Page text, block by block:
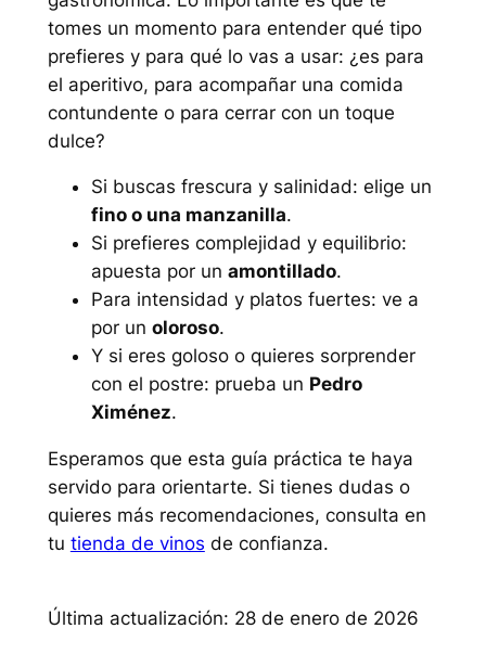
tomes un momento para entender qué tipo
prefieres y para qué lo vas a usar: ¿es para
el aperitivo, para acompañar una comida
contundente o para cerrar con un toque
dulce?
Si buscas frescura y salinidad: elige un
fino o una manzanilla.
Si prefieres complejidad y equilibrio:
apuesta por un amontillado.
Para intensidad y platos fuertes: ve a
por un oloroso.
Y si eres goloso o quieres sorprender
con el postre: prueba un Pedro
Ximénez.
Esperamos que esta guía práctica te haya
servido para orientarte. Si tienes dudas o
quieres más recomendaciones, consulta en
tu tienda de vinos de confianza.
Última actualización: 28 de enero de 2026